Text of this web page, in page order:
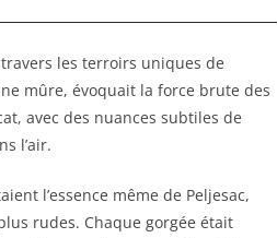
les terroirs uniques de
mûre, évoquait la force brute des
avec des nuances subtiles de
l’air.
l’essence même de Peljesac,
rudes. Chaque gorgée était